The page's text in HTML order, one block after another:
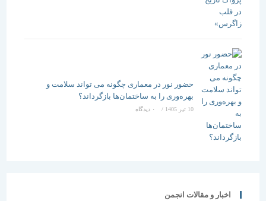
حضور نور در معماری چگونه می تواند سلامت و
بهره‌وری را به ساختمان‌ها بازگرداند؟
/ ۰ دیدگاه
اخبار و مقالات انجمن